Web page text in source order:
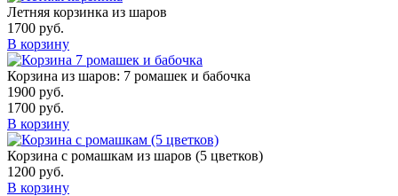
Летняя корзинка из шаров
1700 руб.
В корзину
Корзина из шаров: 7 ромашек и бабочка
1900 руб.
1700 руб.
В корзину
Корзина с ромашкам из шаров (5 цветков)
1200 руб.
В корзину